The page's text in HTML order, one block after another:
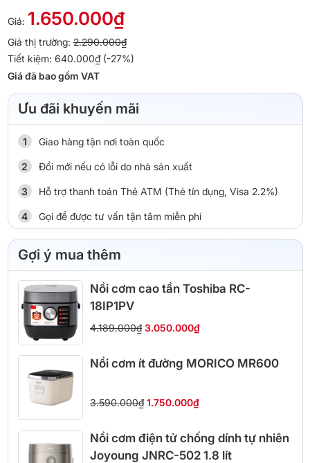
Giá: 1.650.000₫
Giá thị trường:2.290.000₫
Tiết kiệm: 640.000₫ (-27%)
Giá đã bao gồm VAT
Ưu đãi khuyến mãi
Giao hàng tận nơi toàn quốc
Đổi mới nếu có lỗi do nhà sản xuất
Hỗ trợ thanh toán Thẻ ATM (Thẻ tín dụng, Visa 2.2%)
Gọi để được tư vấn tận tâm miễn phí
Gợi ý mua thêm
Nồi cơm cao tần Toshiba RC-
18IP1PV
4.189.000₫ 3.050.000₫
Nồi cơm ít đường MORICO MR600
3.590.000₫ 1.750.000₫
Nồi cơm điện tử chống dính tự nhiên
Joyoung JNRC-502 1.8 lít